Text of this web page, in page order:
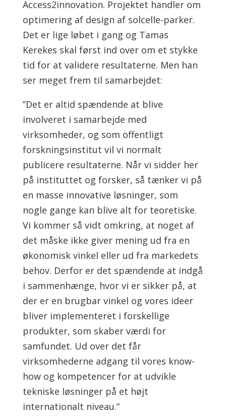
Access2innovation. Projektet handler om
optimering af design af solcelle-parker.
Det er lige løbet i gang og Tamas
Kerekes skal først ind over om et stykke
tid for at validere resultaterne. Men han
ser meget frem til samarbejdet:
”Det er altid spændende at blive
involveret i samarbejde med
virksomheder, og som offentligt
forskningsinstitut vil vi normalt
publicere resultaterne. Når vi sidder her
på instituttet og forsker, så tænker vi på
en masse innovative løsninger, som
nogle gange kan blive alt for teoretiske.
Vi kommer så vidt omkring, at noget af
det måske ikke giver mening ud fra en
økonomisk vinkel eller ud fra markedets
behov. Derfor er det spændende at indgå
i sammenhænge, hvor vi er sikker på, at
der er en brugbar vinkel og vores ideer
bliver implementeret i forskellige
produkter, som skaber værdi for
samfundet. Ud over det får
virksomhederne adgang til vores know-
how og kompetencer for at udvikle
tekniske løsninger på et højt
internationalt niveau.”